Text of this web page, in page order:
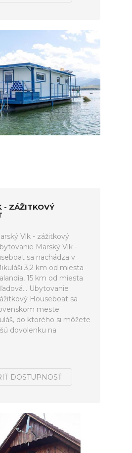
- ZÁŽITKOVÝ
Vlk - zážitkový
Marský Vlk -
sa nachádza v
3,2 km od miesta
15 km od miesta
Ubytovanie
Houseboat sa
meste
do ktorého si môžete
dovolenku na
DOSTUPNOSŤ